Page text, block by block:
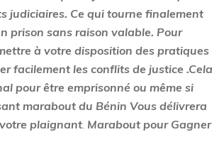
judiciaires. Ce qui tourne finalement
prison sans raison valable. Pour
à votre disposition des pratiques
facilement les conflits de justice .Cela
pour être emprisonné ou même si
marabout du Bénin Vous délivrera
plaignant. Marabout pour Gagner